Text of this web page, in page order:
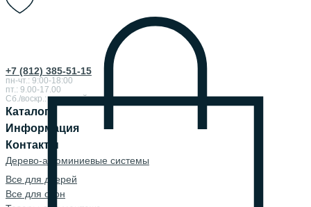
+7 (812) 385-51-15
пн-чт.: 9:00-18:00
пт.: 9.00-17.00
Сб./воскр.: выходной
Каталог
Информация
Контакты
Дерево-алюминиевые системы
Все для дверей
Все для окон